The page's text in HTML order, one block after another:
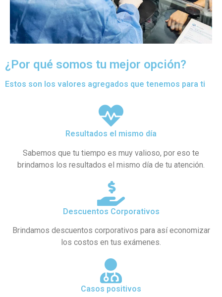
¿Por qué somos tu mejor opción?
Estos son los valores agregados que tenemos para ti
Resultados el mismo día
Sabemos que tu tiempo es muy valioso, por eso te
brindamos los resultados el mismo día de tu atención.
Descuentos Corporativos
Brindamos descuentos corporativos para así economizar
los costos en tus exámenes.
Casos positivos